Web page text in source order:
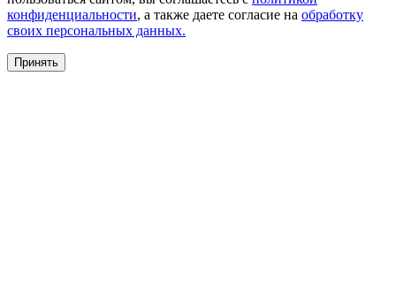
конфиденциальности, а также даете согласие на обработку
своих персональных данных.
Принять